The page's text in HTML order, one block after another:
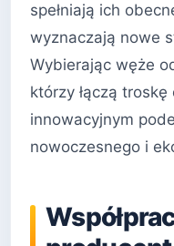
spełniają ich
wyznaczają nowe
Wybierając węże
którzy łączą
innowacyjnym
nowoczesnego i